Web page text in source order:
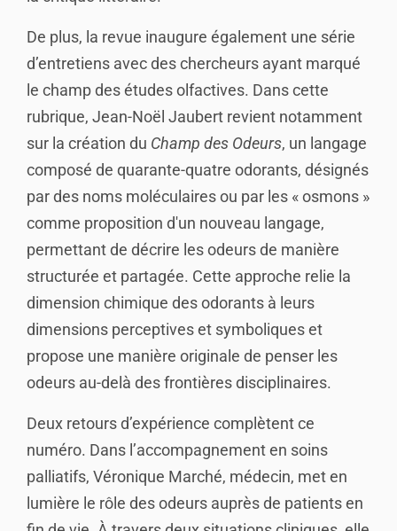
De plus, la revue inaugure également une série
d’entretiens avec des chercheurs ayant marqué
le champ des études olfactives. Dans cette
rubrique, Jean-Noël Jaubert revient notamment
sur la création du Champ des Odeurs, un langage
composé de quarante-quatre odorants, désignés
par des noms moléculaires ou par les « osmons »
comme proposition d'un nouveau langage,
permettant de décrire les odeurs de manière
structurée et partagée. Cette approche relie la
dimension chimique des odorants à leurs
dimensions perceptives et symboliques et
propose une manière originale de penser les
odeurs au-delà des frontières disciplinaires.
Deux retours d’expérience complètent ce
numéro. Dans l’accompagnement en soins
palliatifs, Véronique Marché, médecin, met en
lumière le rôle des odeurs auprès de patients en